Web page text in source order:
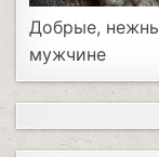
Добрые,
мужчине